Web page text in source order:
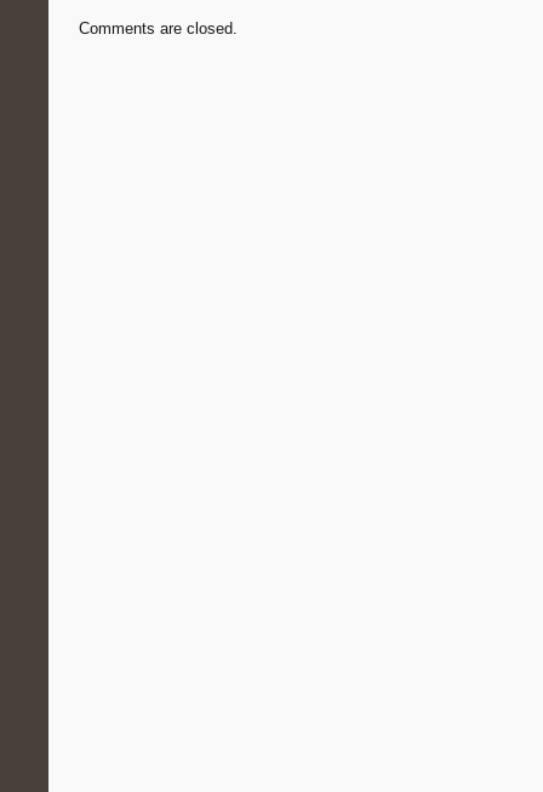
Comments are closed.